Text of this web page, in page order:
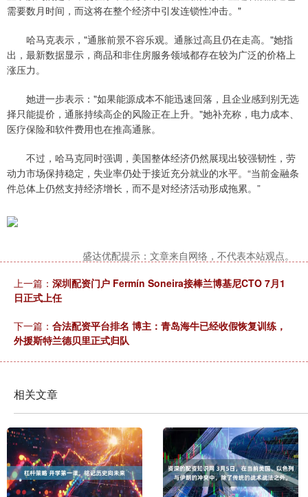
需要数月时间，而这将在整个经济中引发连锁性冲击。"
哈马克表示，"通胀前景不容乐观。通胀过高且仍在走高。"她指
出，最新数据显示，商品和非住房服务领域都存在较为广泛的价格上
涨压力。
她进一步表示："如果能源成本不能迅速回落，且企业感到别无选
择只能提价，通胀持续高企的风险正在上升。"她补充称，电力成本、
医疗保险和软件费用也在推高通胀。
不过，哈马克同时强调，美国整体经济仍然展现出较强韧性，劳
动力市场保持稳定，失业率仍处于接近充分就业的水平。“当前金融条
件总体上仍然支持经济增长，而不是对经济活动形成拖累。”
盛达优配提示：文章来自网络，不代表本站观点。
上一篇： 深圳配资门户 Fermín Soneira接棒兰博基尼CTO 7月1
日正式上任
下一篇： 合法配资平台排名 博主：青岛海牛已经收假恢复训练，
外援斯特兰德贝里正式归队
相关文章